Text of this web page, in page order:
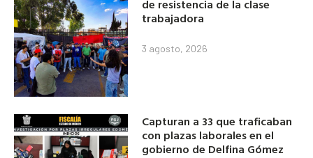
de resistencia de la clase
trabajadora
3 agosto, 2026
Capturan a 33 que traficaban
con plazas laborales en el
gobierno de Delfina Gómez